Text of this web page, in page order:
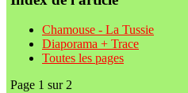
Chamouse - La Tussie
Diaporama + Trace
Toutes les pages
Page 1 sur 2